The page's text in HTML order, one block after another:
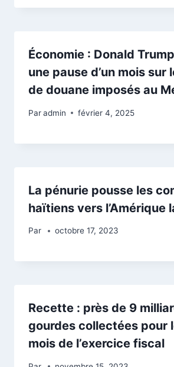
Économie : Donald
une pause d’un mois sur
de douane imposés au
Paradmin février 4, 2025
La pénurie pousse les
haïtiens vers l’Amérique
Par octobre 17, 2023
Recette : près de 9
gourdes collectées pour
mois de l’exercice fiscal